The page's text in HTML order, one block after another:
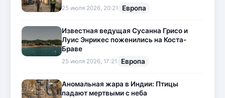
25 июля 2026, 20:21 Европа
Известная ведущая Сусанна Грисо и
Луис Энрикес поженились на Коста-
Браве
25 июля 2026, 17:21 Европа
Аномальная жара в Индии: Птицы
падают мертвыми с неба